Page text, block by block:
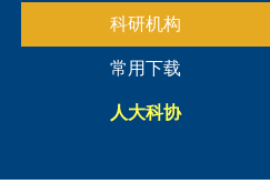
科研机构
常用下载
人大科协